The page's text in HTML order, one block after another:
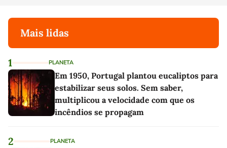
Mais lidas
1 PLANETA
Em 1950, Portugal plantou eucaliptos para
estabilizar seus solos. Sem saber,
multiplicou a velocidade com que os
incêndios se propagam
2 PLANETA